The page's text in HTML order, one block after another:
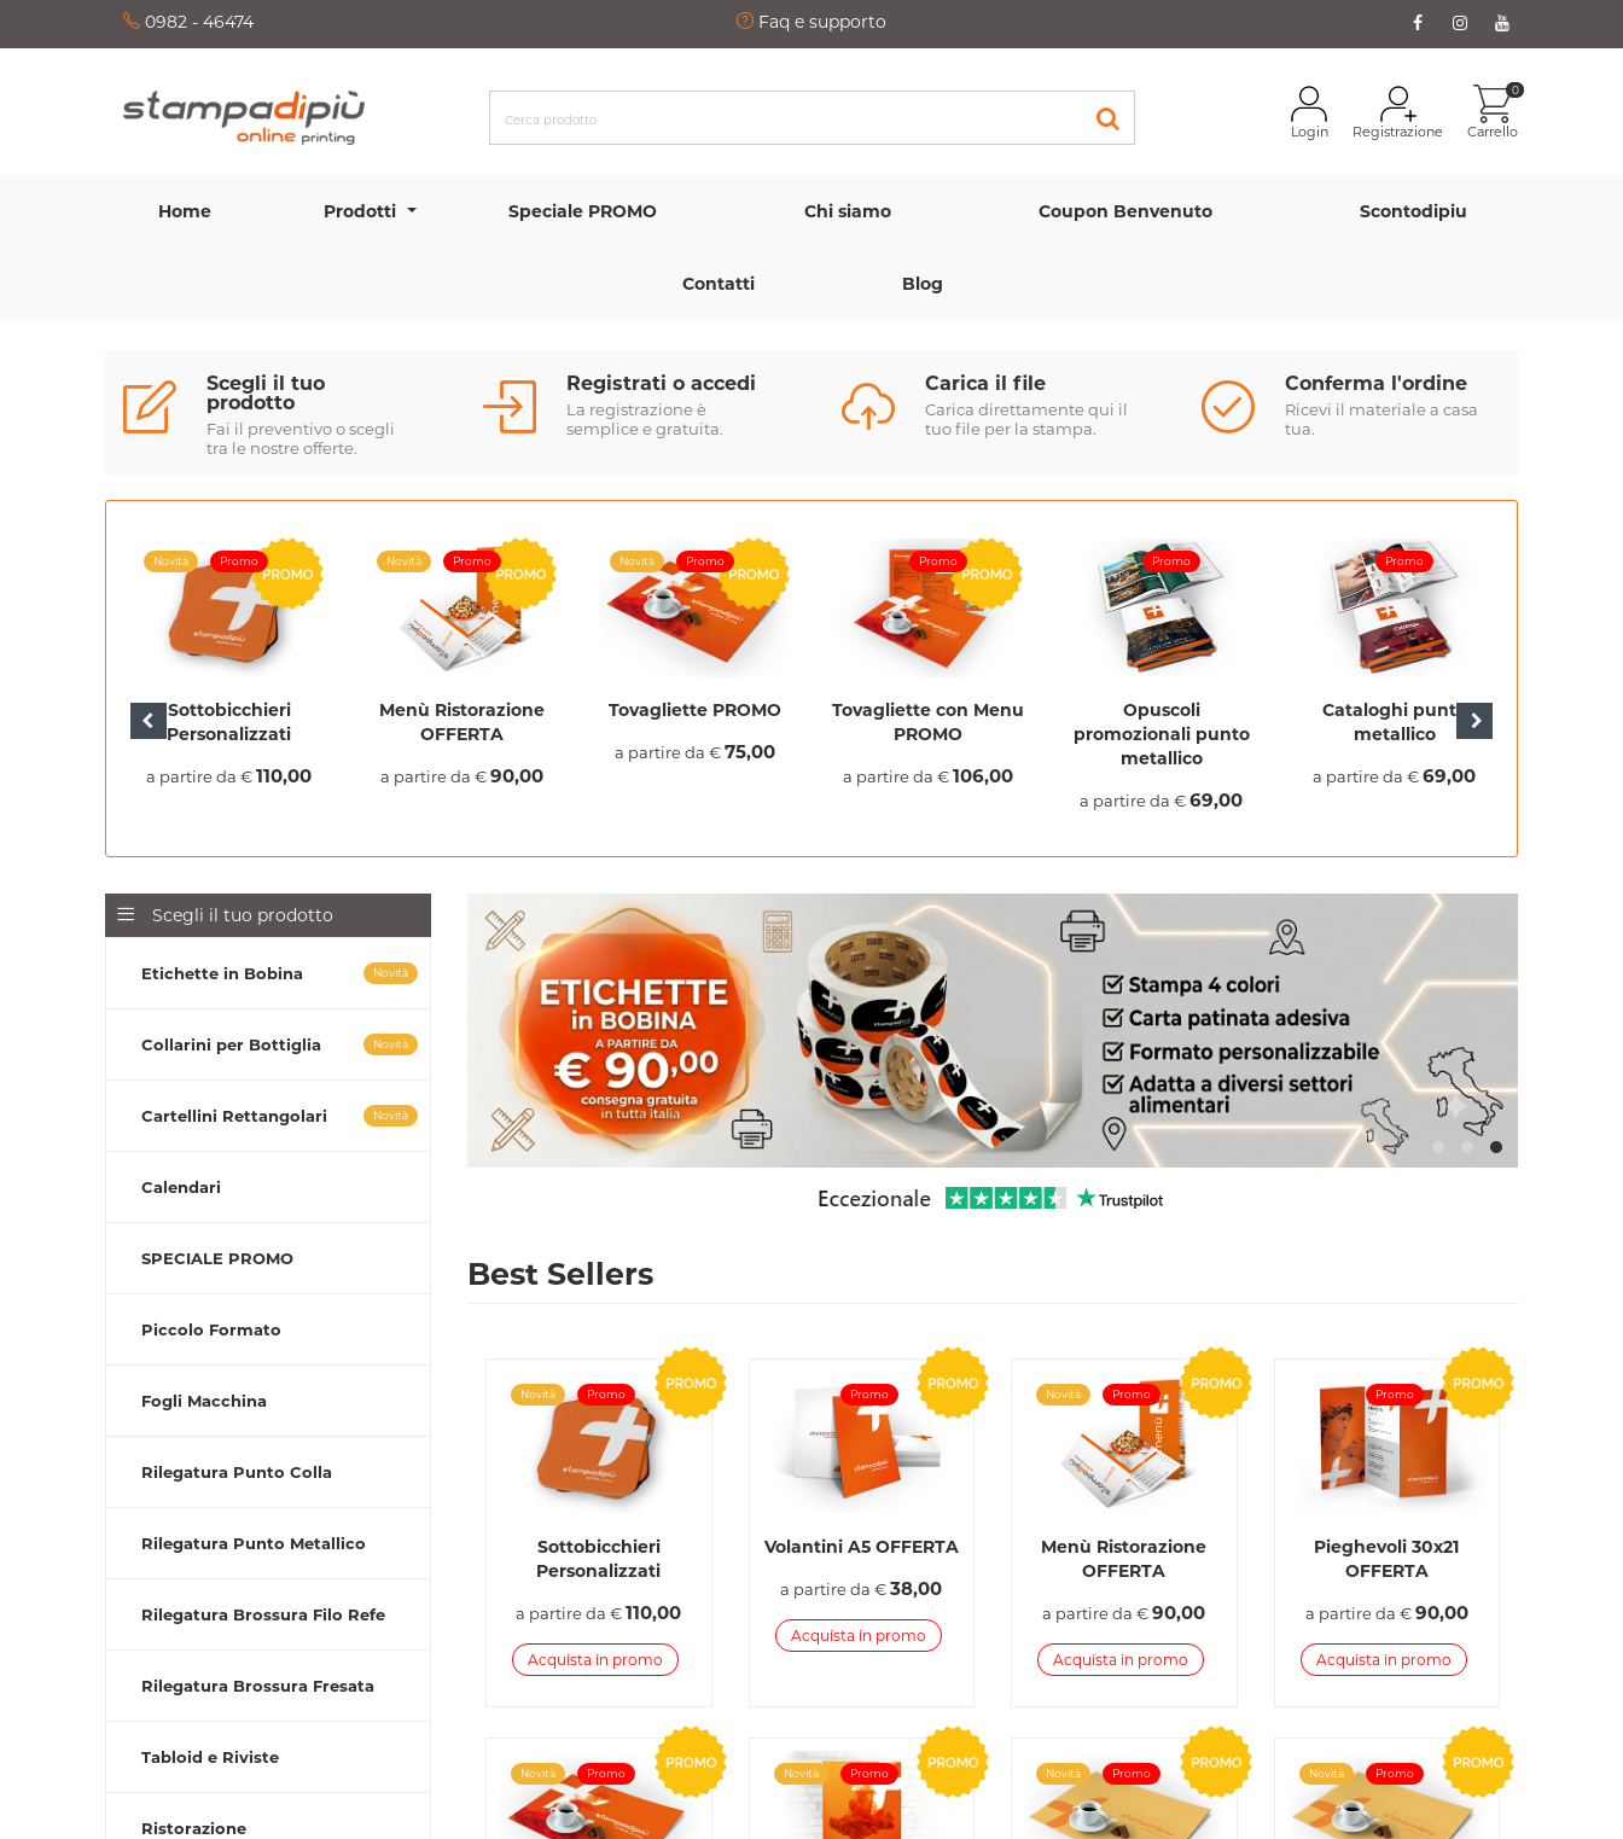
0982 - 46474 Faq e supporto
Login Registrazione Carrello
0
Home Prodotti Speciale PROMO Chi siamo Coupon Benvenuto Scontodipiu
Contatti Blog
Scegli il tuo
prodotto
Fai il preventivo o scegli
tra le nostre offerte.
Registrati o accedi
La registrazione è
semplice e gratuita.
Carica il file
Carica direttamente qui il
tuo file per la stampa.
Conferma l'ordine
Ricevi il materiale a casa
tua.
Novità Promo
Sottobicchieri
Personalizzati
a partire da €110,00
Novità Promo
Menù Ristorazione
OFFERTA
a partire da €90,00
Novità Promo
Tovagliette PROMO
a partire da €75,00
Promo
Tovagliette con Menu
PROMO
a partire da €106,00
Promo
Opuscoli
promozionali punto
metallico
a partire da €69,00
Promo
Cataloghi punto
metallico
a partire da €69,00
Scegli il tuo prodotto
Etichette in Bobina Novità
Collarini per Bottiglia Novità
Cartellini Rettangolari Novità
Calendari
SPECIALE PROMO
Piccolo Formato
Fogli Macchina
Rilegatura Punto Colla
Rilegatura Punto Metallico
Rilegatura Brossura Filo Refe
Rilegatura Brossura Fresata
Tabloid e Riviste
Ristorazione
Best Sellers
Novità Promo
Sottobicchieri
Personalizzati
a partire da €110,00
Acquista in promo
Promo
Volantini A5 OFFERTA
a partire da €38,00
Acquista in promo
Novità Promo
Menù Ristorazione
OFFERTA
a partire da €90,00
Acquista in promo
Promo
Pieghevoli 30x21
OFFERTA
a partire da €90,00
Acquista in promo
Novità Promo Novità Promo Novità Promo Novità Promo